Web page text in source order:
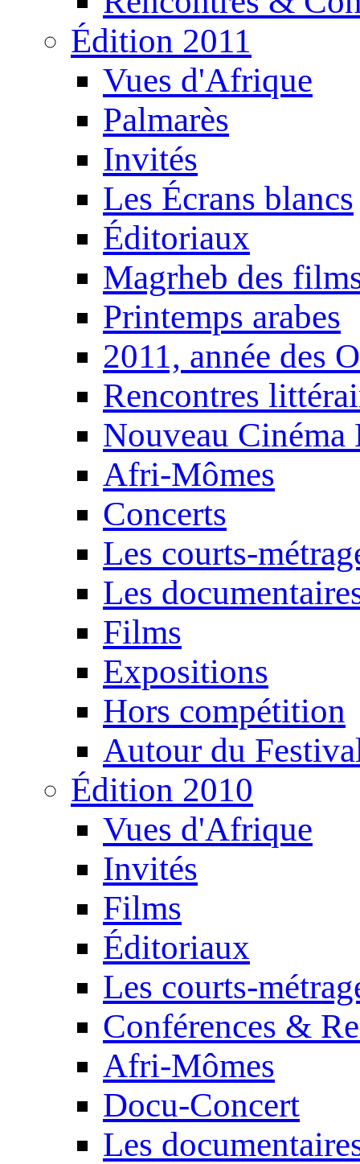
Édition 2011
Vues d'Afrique
Palmarès
Invités
Les Écrans blancs
Éditoriaux
Magrheb des
Printemps arabes
2011, année des
Rencontres
Nouveau Cinéma
Afri-Mômes
Concerts
Les courts-
Les
Films
Expositions
Hors compétition
Autour du
Édition 2010
Vues d'Afrique
Invités
Films
Éditoriaux
Les courts-
Conférences &
Afri-Mômes
Docu-Concert
Les